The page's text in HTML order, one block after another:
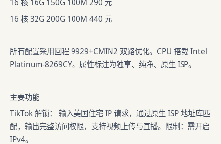
16 核 16G 150G 100M 290 元
16 核 32G 200G 100M 440 元
所有配置采用回程 9929+CMIN2 双路优化。CPU 搭载 Intel
Platinum-8269CY。属性标注为独享、纯净、原生 ISP。
主要功能
TikTok 解锁： 输入美国住宅 IP 请求，通过原生 ISP 地址库匹
配，输出完整访问权限，支持视频上传与直播。限制：需开启
IPv4。